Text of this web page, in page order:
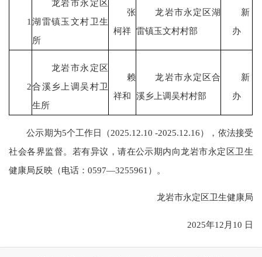
1
龙岩市永定区
湖雷镇玉文村卫生
所
张
柯祥
龙岩市永定区湖
雷镇玉文村村部
新
办
2
龙岩市永定区
合溪乡上调吴村卫
生所
赖
祥和
龙岩市永定区合
溪乡上调吴村村部
新
办
公示期为5个工作日（2025.12.10 -2025.12.16），依法接受
社会各界监督。若有异议，请在公示期内向龙岩市永定区卫生
健康局反映（电话：0597—3255961）。
龙岩市永定区卫生健康局
2025年12月10 日